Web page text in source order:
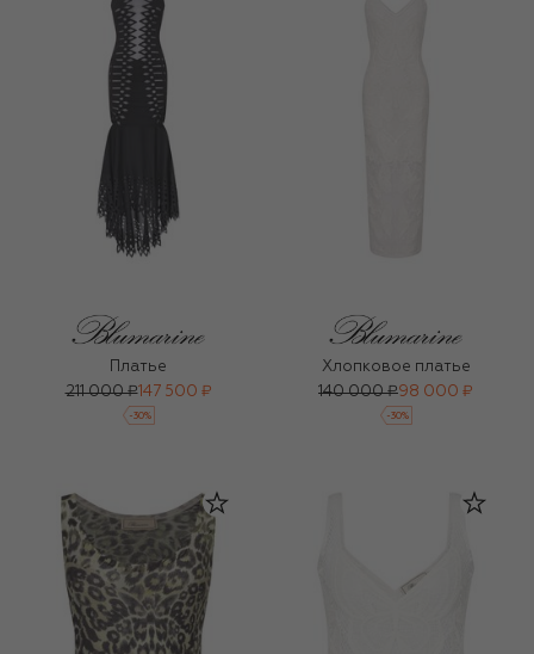
Платье
211 000 ₽147 500 ₽
-30%
Хлопковое платье
140 000 ₽98 000 ₽
-30%